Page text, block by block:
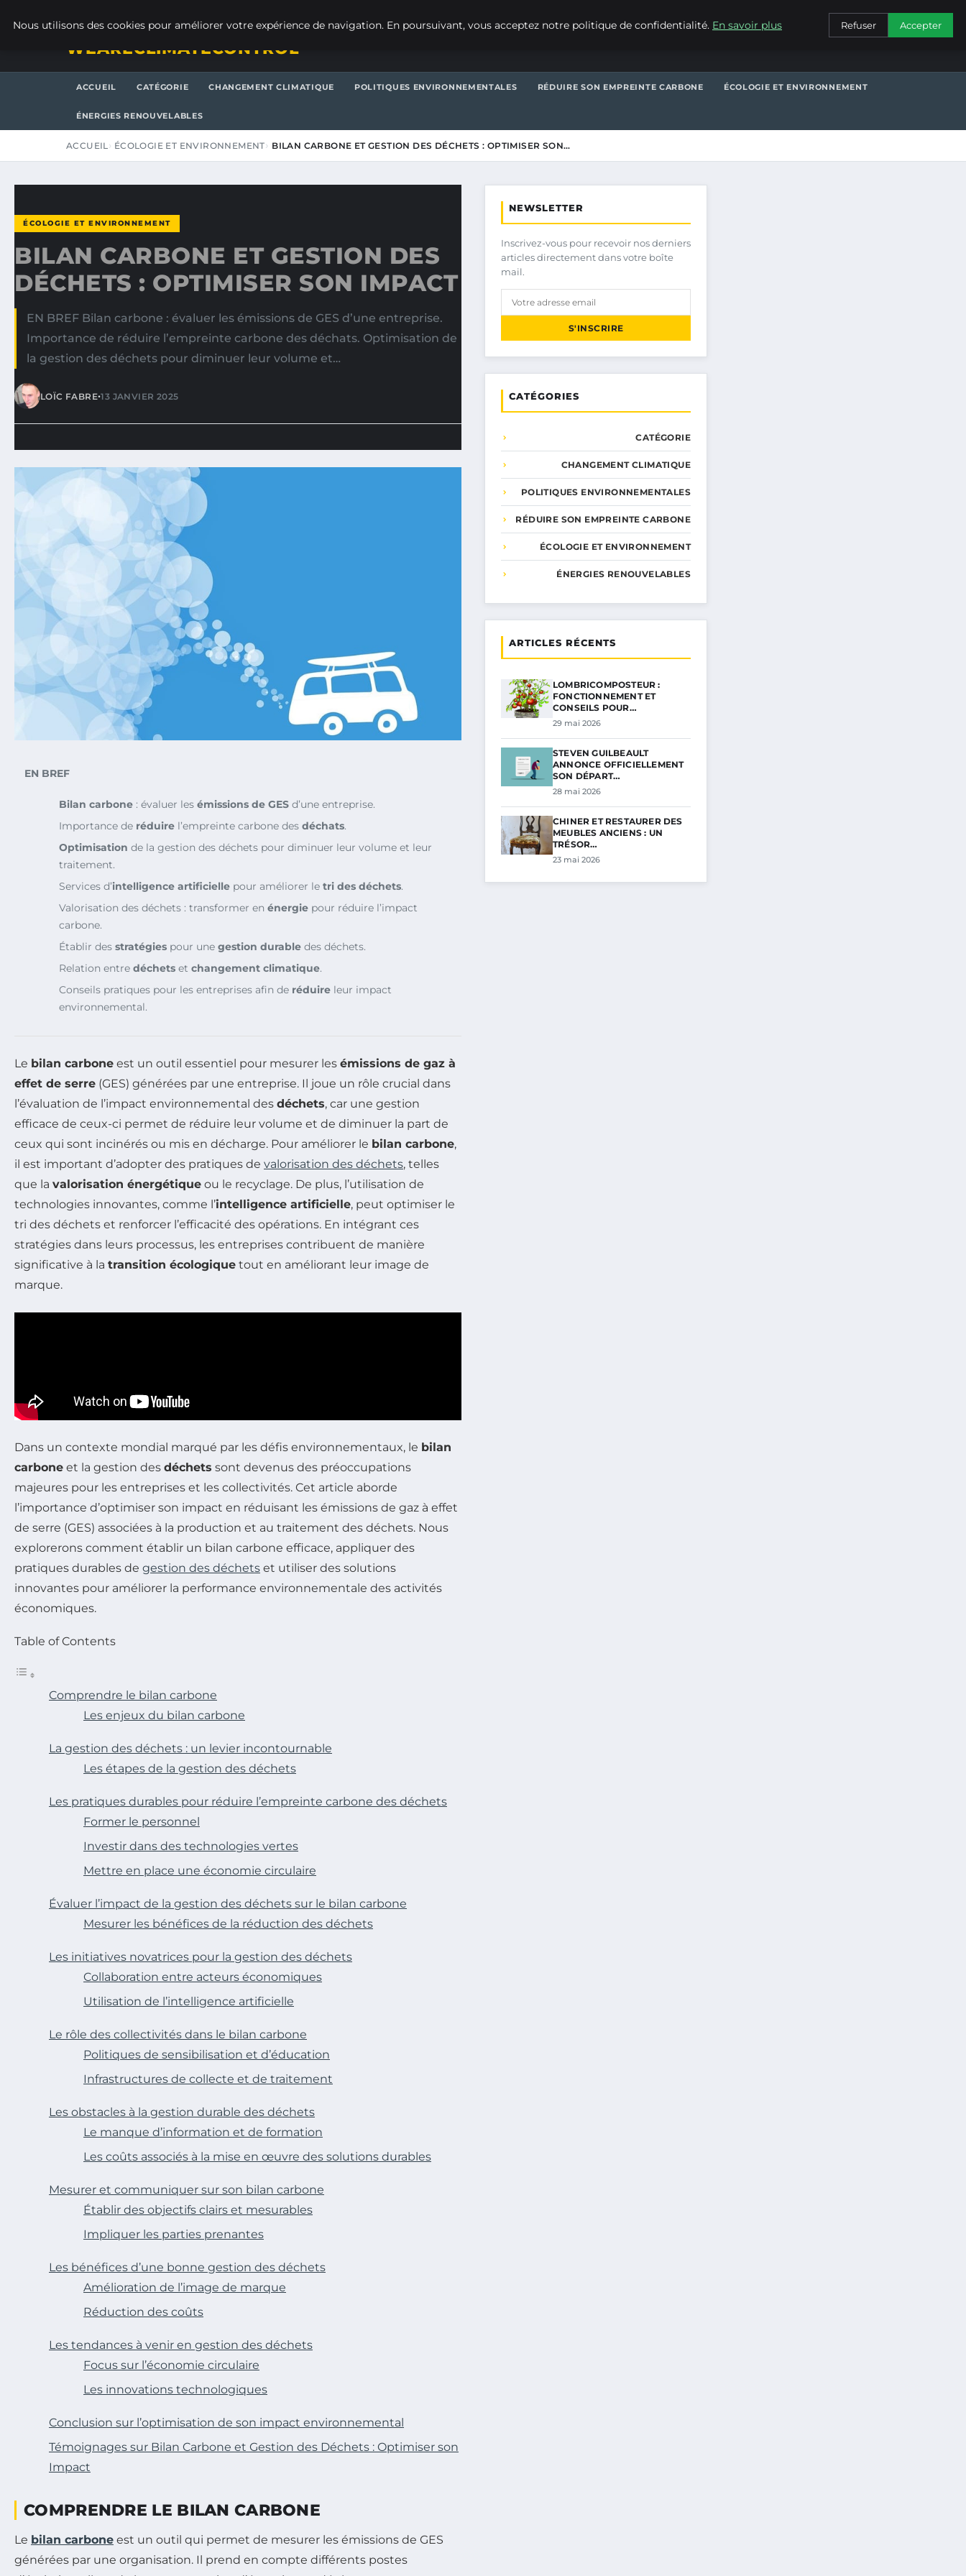
CONTACT
WEARECLIMATECONTROL
ACCUEIL CATÉGORIE CHANGEMENT CLIMATIQUE POLITIQUES ENVIRONNEMENTALES RÉDUIRE SON EMPREINTE CARBONE ÉCOLOGIE ET ENVIRONNEMENT
ÉNERGIES RENOUVELABLES
ACCUEIL ÉCOLOGIE ET ENVIRONNEMENT BILAN CARBONE ET GESTION DES DÉCHETS : OPTIMISER SON…
ÉCOLOGIE ET ENVIRONNEMENT
BILAN CARBONE ET GESTION DES
DÉCHETS : OPTIMISER SON IMPACT
EN BREF Bilan carbone : évaluer les émissions de GES d’une entreprise.
Importance de réduire l’empreinte carbone des déchats. Optimisation de
la gestion des déchets pour diminuer leur volume et…
LOÏC FABRE•13 JANVIER 2025
EN BREF
Bilan carbone : évaluer les émissions de GES d’une entreprise.
Importance de réduire l’empreinte carbone des déchats.
Optimisation de la gestion des déchets pour diminuer leur volume et leur
traitement.
Services d’intelligence artificielle pour améliorer le tri des déchets.
Valorisation des déchets : transformer en énergie pour réduire l’impact
carbone.
Établir des stratégies pour une gestion durable des déchets.
Relation entre déchets et changement climatique.
Conseils pratiques pour les entreprises afin de réduire leur impact
environnemental.
Le bilan carbone est un outil essentiel pour mesurer les émissions de gaz à
effet de serre (GES) générées par une entreprise. Il joue un rôle crucial dans
l’évaluation de l’impact environnemental des déchets, car une gestion
efficace de ceux-ci permet de réduire leur volume et de diminuer la part de
ceux qui sont incinérés ou mis en décharge. Pour améliorer le bilan carbone,
il est important d’adopter des pratiques de valorisation des déchets, telles
que la valorisation énergétique ou le recyclage. De plus, l’utilisation de
technologies innovantes, comme l’intelligence artificielle, peut optimiser le
tri des déchets et renforcer l’efficacité des opérations. En intégrant ces
stratégies dans leurs processus, les entreprises contribuent de manière
significative à la transition écologique tout en améliorant leur image de
marque.
Dans un contexte mondial marqué par les défis environnementaux, le bilan
carbone et la gestion des déchets sont devenus des préoccupations
majeures pour les entreprises et les collectivités. Cet article aborde
l’importance d’optimiser son impact en réduisant les émissions de gaz à effet
de serre (GES) associées à la production et au traitement des déchets. Nous
explorerons comment établir un bilan carbone efficace, appliquer des
pratiques durables de gestion des déchets et utiliser des solutions
innovantes pour améliorer la performance environnementale des activités
économiques.
Table of Contents
Comprendre le bilan carbone
Les enjeux du bilan carbone
La gestion des déchets : un levier incontournable
Les étapes de la gestion des déchets
Les pratiques durables pour réduire l’empreinte carbone des déchets
Former le personnel
Investir dans des technologies vertes
Mettre en place une économie circulaire
Évaluer l’impact de la gestion des déchets sur le bilan carbone
Mesurer les bénéfices de la réduction des déchets
Les initiatives novatrices pour la gestion des déchets
Collaboration entre acteurs économiques
Utilisation de l’intelligence artificielle
Le rôle des collectivités dans le bilan carbone
Politiques de sensibilisation et d’éducation
Infrastructures de collecte et de traitement
Les obstacles à la gestion durable des déchets
Le manque d’information et de formation
Les coûts associés à la mise en œuvre des solutions durables
Mesurer et communiquer sur son bilan carbone
Établir des objectifs clairs et mesurables
Impliquer les parties prenantes
Les bénéfices d’une bonne gestion des déchets
Amélioration de l’image de marque
Réduction des coûts
Les tendances à venir en gestion des déchets
Focus sur l’économie circulaire
Les innovations technologiques
Conclusion sur l’optimisation de son impact environnemental
Témoignages sur Bilan Carbone et Gestion des Déchets : Optimiser son
Impact
COMPRENDRE LE BILAN CARBONE
Le bilan carbone est un outil qui permet de mesurer les émissions de GES
générées par une organisation. Il prend en compte différents postes
NEWSLETTER
Inscrivez-vous pour recevoir nos derniers
articles directement dans votre boîte
mail.
S'INSCRIRE
CATÉGORIES
CATÉGORIE
CHANGEMENT CLIMATIQUE
POLITIQUES ENVIRONNEMENTALES
RÉDUIRE SON EMPREINTE CARBONE
ÉCOLOGIE ET ENVIRONNEMENT
ÉNERGIES RENOUVELABLES
ARTICLES RÉCENTS
LOMBRICOMPOSTEUR :
FONCTIONNEMENT ET
CONSEILS POUR…
29 mai 2026
STEVEN GUILBEAULT
ANNONCE OFFICIELLEMENT
SON DÉPART…
28 mai 2026
CHINER ET RESTAURER DES
MEUBLES ANCIENS : UN
TRÉSOR…
23 mai 2026
Nous utilisons des cookies pour améliorer votre expérience de navigation. En poursuivant, vous acceptez notre politique de confidentialité. En savoir plus Refuser Accepter